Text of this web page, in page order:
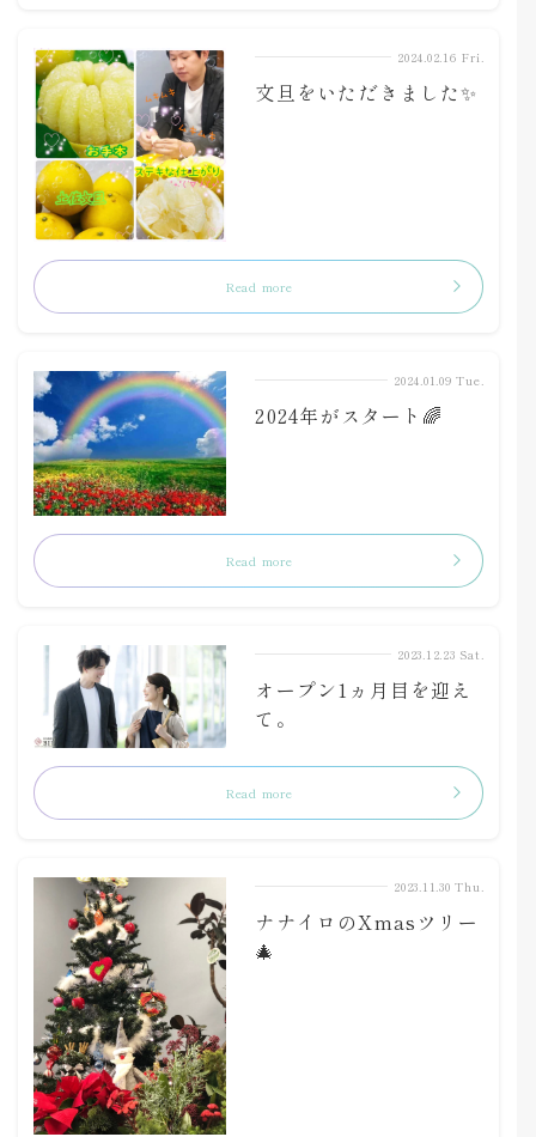
2024.02.16 Fri.
文旦をいただきました✨
Read more
2024.01.09 Tue.
2024年がスタート🌈
Read more
2023.12.23 Sat.
オープン1ヵ月目を迎え
て。
Read more
2023.11.30 Thu.
ナナイロのXmasツリー
🎄